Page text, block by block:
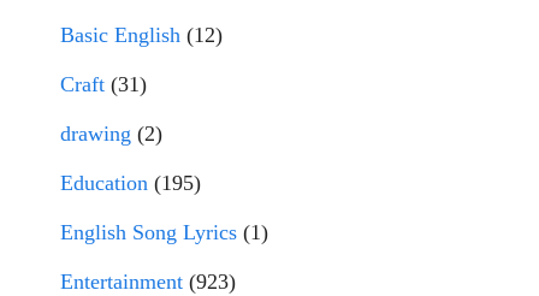
Basic English (12)
Craft (31)
drawing (2)
Education (195)
English Song Lyrics (1)
Entertainment (923)